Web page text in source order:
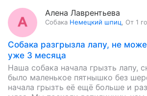
Алена Лаврентьева
Собака Немецкий шпиц От 1
Собака разгрызла лапу, не
уже 3 месяца
Наша собака начала грызть лапу,
было маленькое пятнышко без
начала грызть её ещё больше и